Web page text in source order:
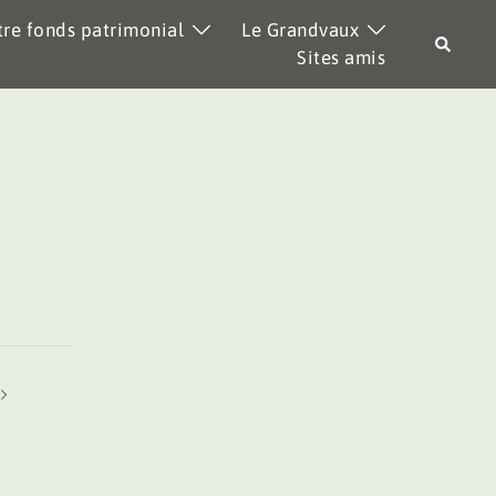
fonds patrimonial
Le Grandvaux
Sites amis